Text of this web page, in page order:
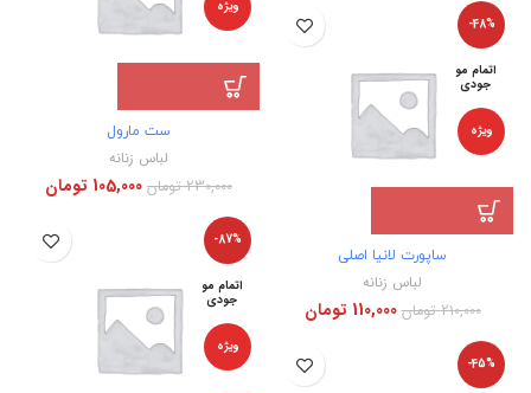
ویژه
ست مارول
لباس زنانه
230,000 تومان 105,000 تومان
-48%
اتمام مو
جودی
ویژه
ساپورت لانیا اصلی
لباس زنانه
210,000 تومان 110,000 تومان
-87%
اتمام مو
جودی
ویژه
-45%